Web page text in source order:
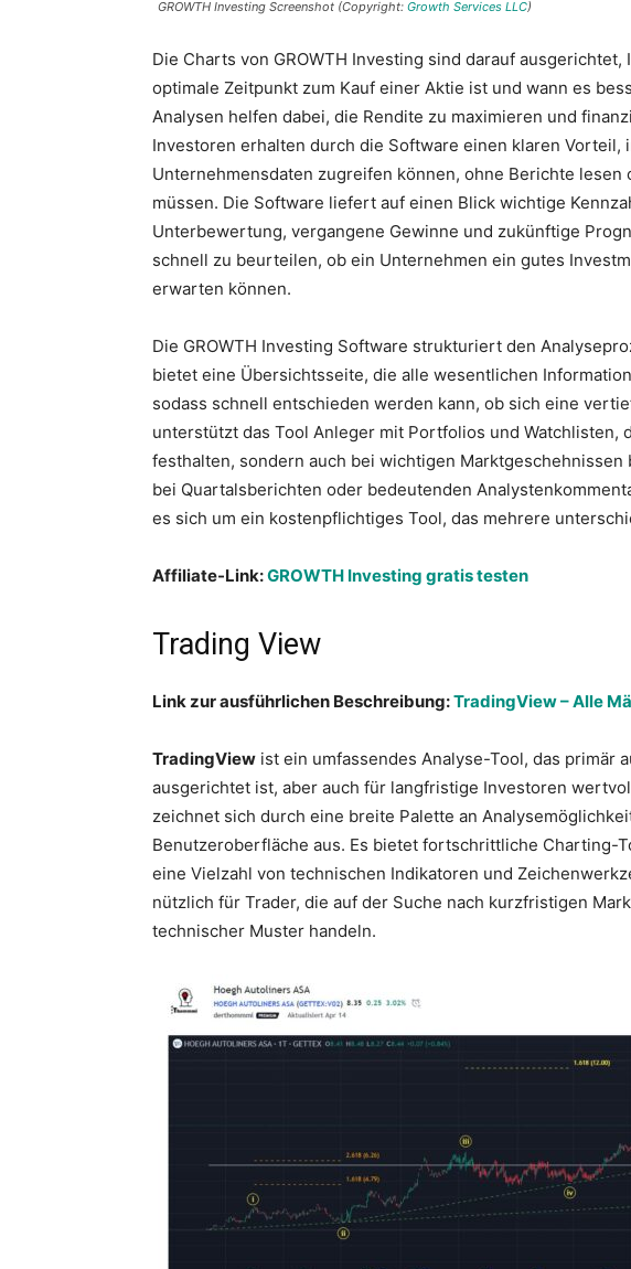
GROWTH Investing Screenshot (Copyright: Growth Services LLC)
Die Charts von GROWTH Investing sind darauf
optimale Zeitpunkt zum Kauf einer Aktie ist und wann es
Analysen helfen dabei, die Rendite zu maximieren und
Investoren erhalten durch die Software einen klaren Vorteil,
Unternehmensdaten zugreifen können, ohne Berichte
müssen. Die Software liefert auf einen Blick wichtige
Unterbewertung, vergangene Gewinne und zukünftige
schnell zu beurteilen, ob ein Unternehmen ein gutes
erwarten können.
Die GROWTH Investing Software strukturiert den
bietet eine Übersichtsseite, die alle wesentlichen
sodass schnell entschieden werden kann, ob sich eine
unterstützt das Tool Anleger mit Portfolios und Watchlisten,
festhalten, sondern auch bei wichtigen
bei Quartalsberichten oder bedeutenden
es sich um ein kostenpflichtiges Tool, das mehrere
Affiliate-Link:GROWTH Investing gratis testen
Trading View
Link zur ausführlichen Beschreibung:TradingView – Alle
TradingView ist ein umfassendes Analyse-Tool, das primär
ausgerichtet ist, aber auch für langfristige Investoren
zeichnet sich durch eine breite Palette an
Benutzeroberfläche aus. Es bietet fortschrittliche Charting-
eine Vielzahl von technischen Indikatoren und
nützlich für Trader, die auf der Suche nach kurzfristigen
technischer Muster handeln.